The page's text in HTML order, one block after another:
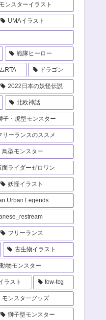
モンスターイラスト
UMAイラスト
戦隊ヒーロー
RTA ドラゴン
2022日本の妖怪伝説
北欧神話
子・虎型モンスター
リーランスのススメ
鳥型モンスター
面ライダーゼロワン
妖怪イラスト
Urban Legends
フリーランス
古生物イラスト
物モンスター
ラスト fow-tcg
モンスターグッズ
獅子型モンスター